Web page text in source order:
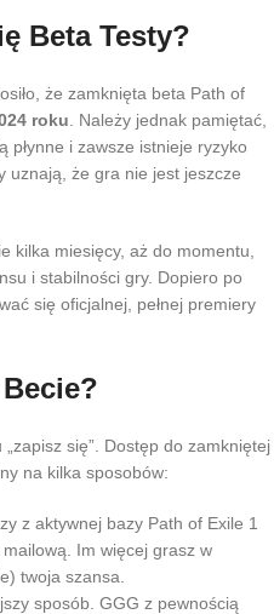
Beta Testy?
że zamknięta beta Path of
roku . Należy jednak pamiętać,
płynne i zawsze istnieje ryzyko
uznają, że gra nie jest jeszcze
kilka miesięcy, aż do momentu,
i stabilności gry. Dopiero po
się oficjalnej, pełnej premiery
się”. Dostęp do zamkniętej
na kilka sposobów:
z aktywnej bazy Path of Exile 1
Im więcej grasz w
twoja szansa.
sposób. GGG z pewnością